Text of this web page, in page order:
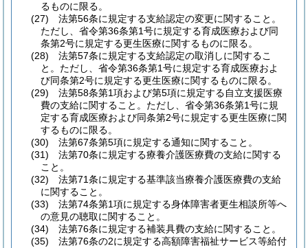
るものに限る。
(27)
法第56条に規定する支給認定の変更に関すること。
ただし、省令第36条第1号に規定する育成医療および同
条第2号に規定する更生医療に関するものに限る。
(28)
法第57条に規定する支給認定の取消しに関するこ
と。 ただし、省令第36条第1号に規定する育成医療およ
び同条第2号に規定する更生医療に関するものに限る。
(29)
法第58条第1項および第5項に規定する自立支援医療
費の支給に関すること。 ただし、省令第36条第1号に規
定する育成医療および同条第2号に規定する更生医療に関
するものに限る。
(30)
法第67条第5項に規定する通知に関すること。
(31)
法第70条に規定する療養介護医療費の支給に関する
こと。
(32)
法第71条に規定する基準該当療養介護医療費の支給
に関すること。
(33)
法第74条第1項に規定する身体障害者更生相談所等へ
の意見の聴取に関すること。
(34)
法第76条に規定する補装具費の支給に関すること。
(35)
法第76条の2に規定する高額障害福祉サービス等給付